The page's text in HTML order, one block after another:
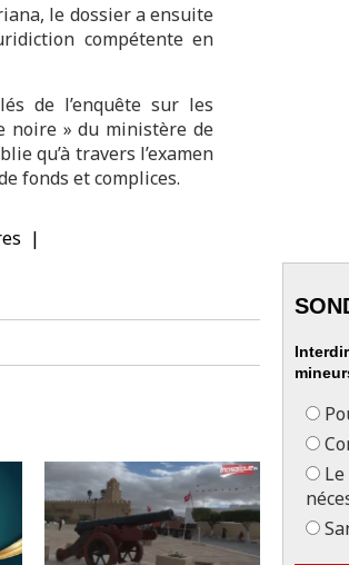
le dossier a ensuite
compétente en
de l’enquête sur les
noire » du ministère de
qu’à travers l’examen
fonds et complices.